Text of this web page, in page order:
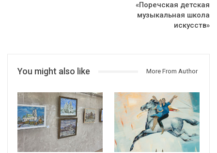
«Поречская детская
музыкальная школа
искусств»
You might also like More From Author